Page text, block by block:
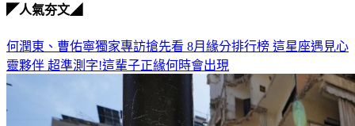
◤人氣夯文◢
何潤東、曹佑寧獨家專訪搶先看 8月緣分排行榜 這星座遇見心
靈夥伴 超準測字!這輩子正緣何時會出現